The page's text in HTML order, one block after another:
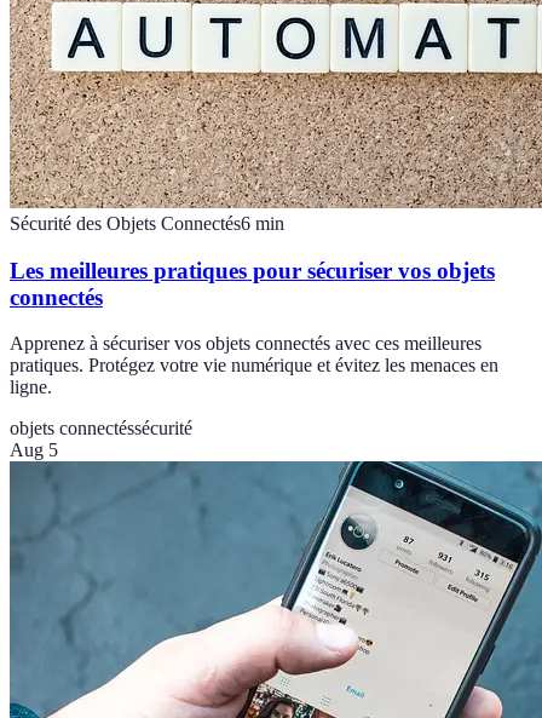
Sécurité des Objets Connectés6 min
Les meilleures pratiques pour sécuriser vos objets
connectés
Apprenez à sécuriser vos objets connectés avec ces meilleures
pratiques. Protégez votre vie numérique et évitez les menaces en
ligne.
objets connectéssécurité
Aug 5